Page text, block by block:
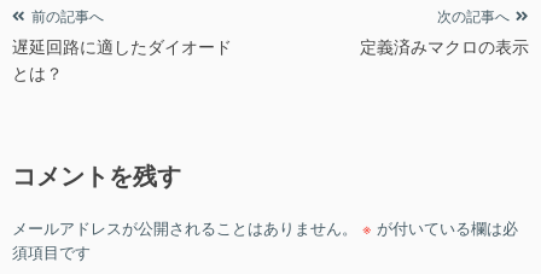
投
稿
ナ
ー
シ
ョ
前の記事へ
遅延回路に適したダイオード
とは？
次の記事へ
定義済みマクロの表示
コメントを残す
メールアドレスが公開されることはありません。 ※ が付いている欄は必
須項目です